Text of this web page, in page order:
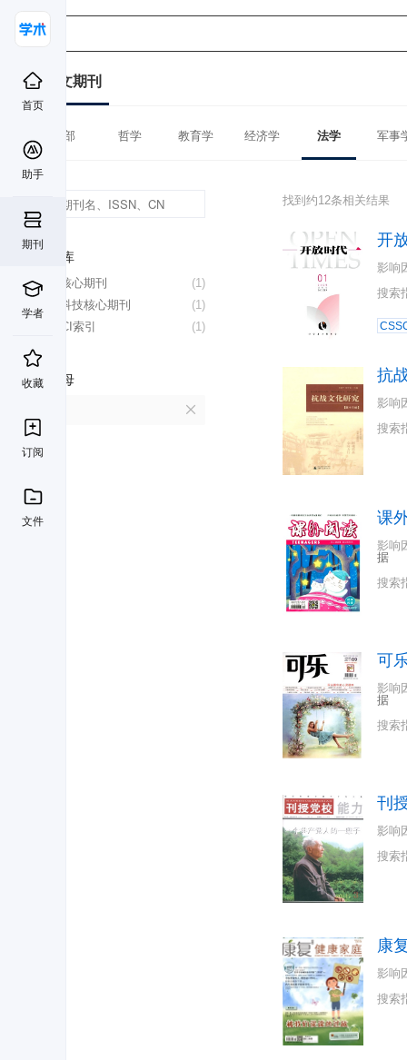
首页
助手
期刊
学者
收藏
订阅
文件
中文期刊
全部 哲学 教育学 经济学 法学 军事
数据库
(1)
北大核心期刊
(1)
中国科技核心期刊
(1)
CSSCI索引
首字母
找到约12条相关结果
开
影响
搜索
抗
影响
搜索
课
影响
据
搜索
可
影响
据
搜索
刊
影响
搜索
康
影响
搜索